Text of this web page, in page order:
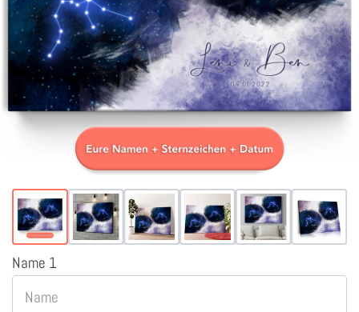
Name 1
Name